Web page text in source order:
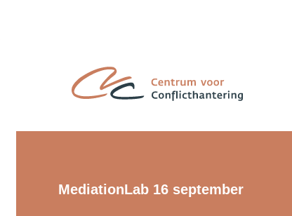
MediationLab 16 september